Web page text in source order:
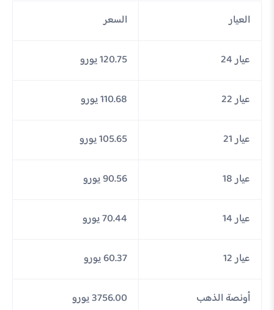
العيار السعر
عيار 24 120.75 يورو
عيار 22 110.68 يورو
عيار 21 105.65 يورو
عيار 18 90.56 يورو
عيار 14 70.44 يورو
عيار 12 60.37 يورو
أونصة الذهب 3756.00 يورو